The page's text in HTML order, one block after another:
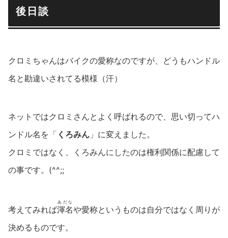
後日談
クロミちゃんはバイクの愛称なのですが、どうもハンドル
名と勘違いされてる模様（汗）
ネットではクロミさんとよく呼ばれるので、思い切ってハ
ンドル名を「 くろみん 」に変えました。
クロミではなく、くろみんにしたのは権利関係に配慮して
の事です。(^^;;
考えてみれば渾名
あだな
や愛称というものは自分ではなく周りが
決めるものです。